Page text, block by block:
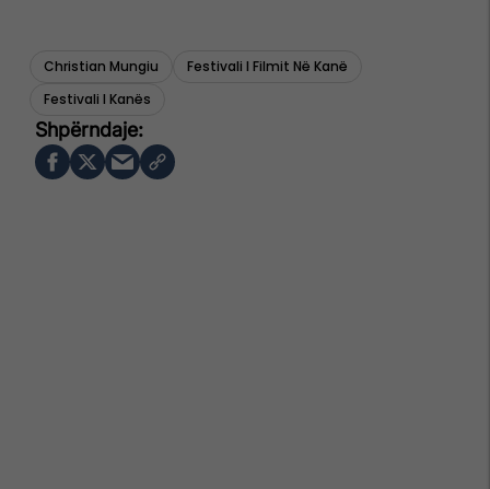
Christian Mungiu
Festivali I Filmit Në Kanë
Festivali I Kanës